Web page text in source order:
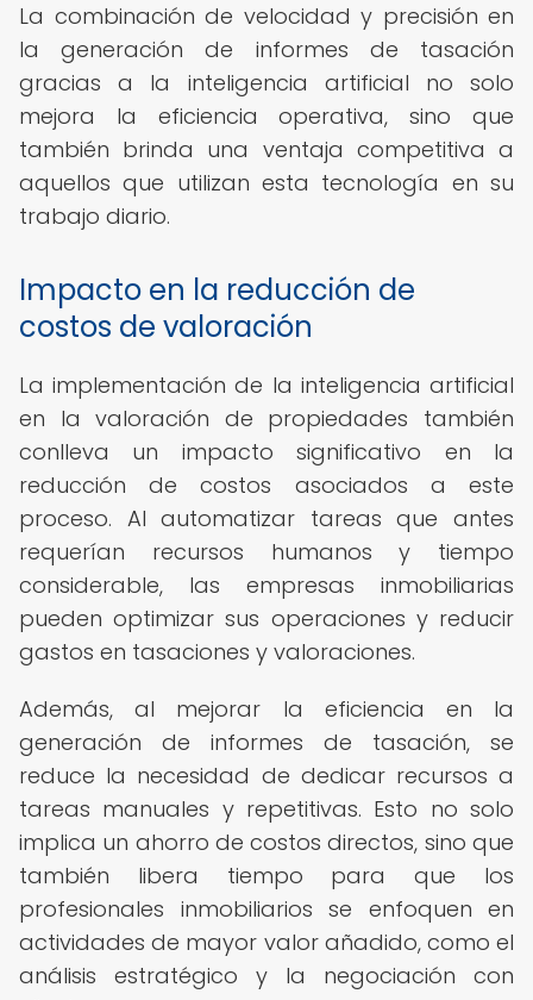
La combinación de velocidad y precisión en
la generación de informes de tasación
gracias a la inteligencia artificial no solo
mejora la eficiencia operativa, sino que
también brinda una ventaja competitiva a
aquellos que utilizan esta tecnología en su
trabajo diario.
Impacto en la reducción de
costos de valoración
La implementación de la inteligencia artificial
en la valoración de propiedades también
conlleva un impacto significativo en la
reducción de costos asociados a este
proceso. Al automatizar tareas que antes
requerían recursos humanos y tiempo
considerable, las empresas inmobiliarias
pueden optimizar sus operaciones y reducir
gastos en tasaciones y valoraciones.
Además, al mejorar la eficiencia en la
generación de informes de tasación, se
reduce la necesidad de dedicar recursos a
tareas manuales y repetitivas. Esto no solo
implica un ahorro de costos directos, sino que
también libera tiempo para que los
profesionales inmobiliarios se enfoquen en
actividades de mayor valor añadido, como el
análisis estratégico y la negociación con